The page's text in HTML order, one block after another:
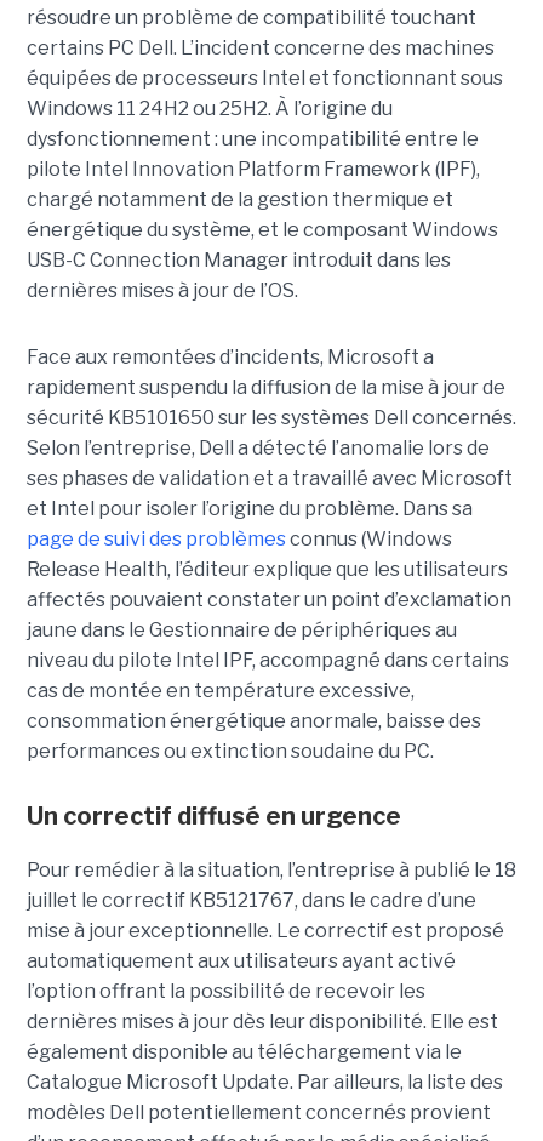
résoudre un problème de compatibilité touchant
certains PC Dell. L’incident concerne des machines
équipées de processeurs Intel et fonctionnant sous
Windows 11 24H2 ou 25H2. À l’origine du
dysfonctionnement : une incompatibilité entre le
pilote Intel Innovation Platform Framework (IPF),
chargé notamment de la gestion thermique et
énergétique du système, et le composant Windows
USB-C Connection Manager introduit dans les
dernières mises à jour de l’OS.
Face aux remontées d’incidents, Microsoft a
rapidement suspendu la diffusion de la mise à jour de
sécurité KB5101650 sur les systèmes Dell concernés.
Selon l’entreprise, Dell a détecté l’anomalie lors de
ses phases de validation et a travaillé avec Microsoft
et Intel pour isoler l’origine du problème. Dans sa
page de suivi des problèmesconnus (Windows
Release Health, l’éditeur explique que les utilisateurs
affectés pouvaient constater un point d’exclamation
jaune dans le Gestionnaire de périphériques au
niveau du pilote Intel IPF, accompagné dans certains
cas de montée en température excessive,
consommation énergétique anormale, baisse des
performances ou extinction soudaine du PC.
Un correctif diffusé en urgence
Pour remédier à la situation, l’entreprise à publié le 18
juillet le correctif KB5121767, dans le cadre d’une
mise à jour exceptionnelle. Le correctif est proposé
automatiquement aux utilisateurs ayant activé
l’option offrant la possibilité de recevoir les
dernières mises à jour dès leur disponibilité. Elle est
également disponible au téléchargement via le
Catalogue Microsoft Update. Par ailleurs, la liste des
modèles Dell potentiellement concernés provient